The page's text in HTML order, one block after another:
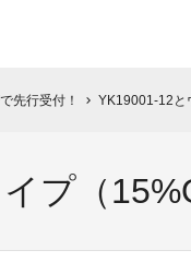
先行受付！ chevron_right YK19001-12と
プ（